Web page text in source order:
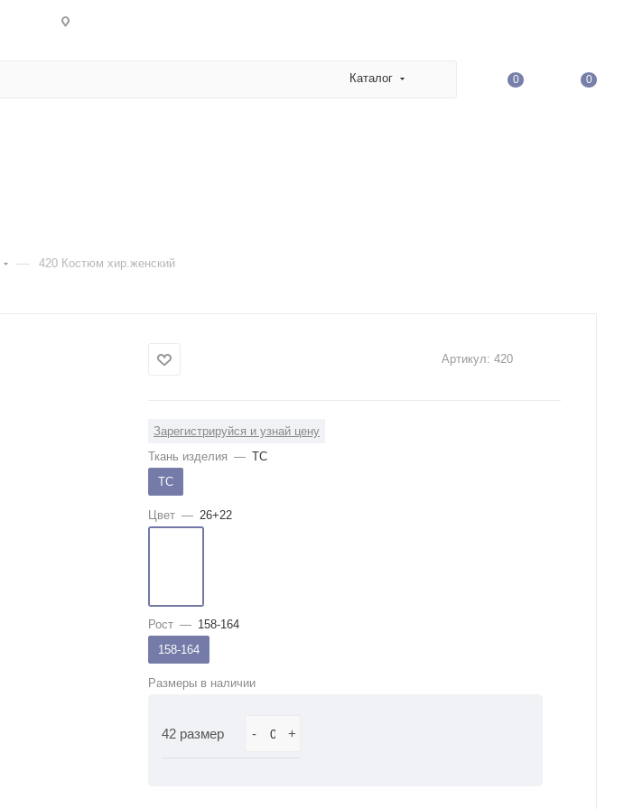
Каталог 0 0
— 420 Костюм хир.женский
Артикул: 420
Зарегистрируйся и узнай цену
Ткань изделия — ТС
ТС
Цвет — 26+22
Рост — 158-164
158-164
Размеры в наличии
42 размер - +